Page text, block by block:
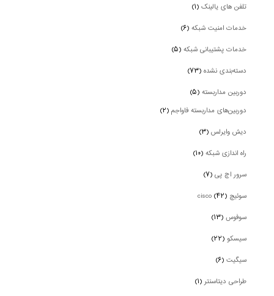
تلفن های یالینک(۱)
خدمات امنیت شبکه(۶)
خدمات پشتیبانی شبکه(۵)
دسته‌بندی نشده(۷۳)
دوربین‌ مداربسته(۵)
دوربین‌های مداربسته فاواجم(۲)
دیش وایرلس(۳)
راه اندازی شبکه(۱۰)
سرور اچ پی(۷)
سوئیچ cisco (۴۲)
سوفوس(۱۳)
سیسکو(۲۲)
سیگیت(۶)
طراحی دیتاسنتر (۱)